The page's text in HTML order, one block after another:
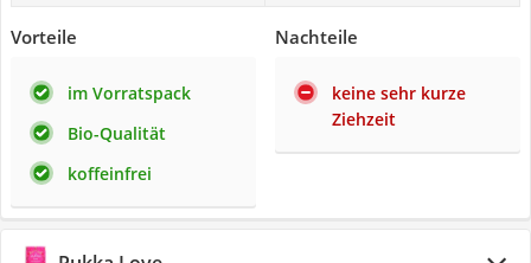
Vorteile
im Vorratspack
Bio-Qualität
koffeinfrei
Nachteile
keine sehr kurze
Ziehzeit